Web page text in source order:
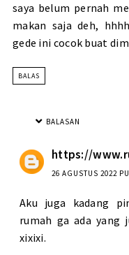
saya belum pernah
makan saja deh,
gede ini cocok buat
BALAS
BALASAN
https://
26 AGUSTUS 2022
Aku juga kadang
rumah ga ada yang
xixixi.